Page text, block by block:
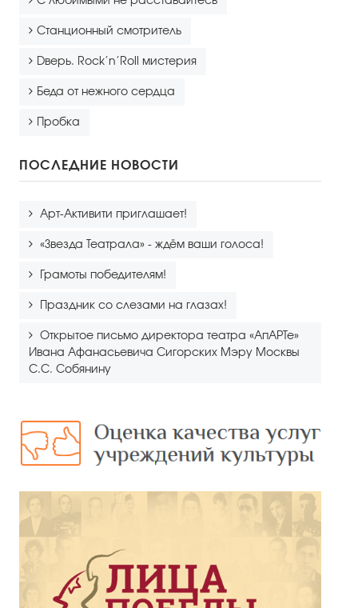
Станционный смотритель
Dверь. Rock’n’Roll мистерия
Беда от нежного сердца
Пробка
ПОСЛЕДНИЕ НОВОСТИ
Арт-Активити приглашает!
«Звезда Театрала» - ждём ваши голоса!
Грамоты победителям!
Праздник со слезами на глазах!
Открытое письмо директора театра «АпАРТе»
Ивана Афанасьевича Сигорских Мэру Москвы
С.С. Собянину